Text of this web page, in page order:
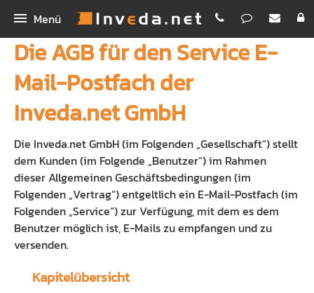
Menü
IMA
IMA+
IMASync
Kunden-App
Workshop Digitales Maklerbüro
Schnellvergleich
Digitale Antragsstrecke
Erklärvideos
INEX
Bestellen
IBePro
Homepage
Maklerhomepage Premium
Funktionen
PREMIUM E-Mail
Newsletter Dienst
Unternehmen
Inveda.net GmbH
Jobs
Bilder
Die AGB für den Service E-
Mail-Postfach der
Inveda.net GmbH
Die Inveda.net GmbH (im Folgenden „Gesellschaft“) stellt
dem Kunden (im Folgende „Benutzer“) im Rahmen
dieser Allgemeinen Geschäftsbedingungen (im
Folgenden „Vertrag“) entgeltlich ein E-Mail-Postfach (im
Folgenden „Service“) zur Verfügung, mit dem es dem
Benutzer möglich ist, E-Mails zu empfangen und zu
versenden.
Kapitelübersicht